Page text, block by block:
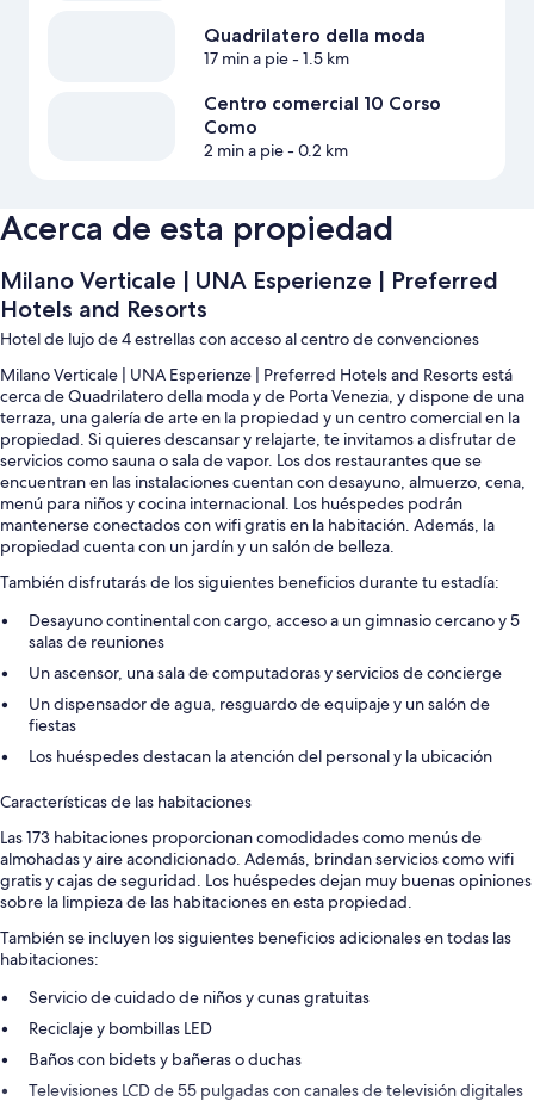
Quadrilatero della moda
17 min a pie- 1.5 km
Centro comercial 10 Corso
Como
2 min a pie- 0.2 km
Acerca de esta propiedad
Milano Verticale | UNA Esperienze | Preferred
Hotels and Resorts
Hotel de lujo de 4 estrellas con acceso al centro de convenciones
Milano Verticale | UNA Esperienze | Preferred Hotels and Resorts está
cerca de Quadrilatero della moda y de Porta Venezia, y dispone de una
terraza, una galería de arte en la propiedad y un centro comercial en la
propiedad. Si quieres descansar y relajarte, te invitamos a disfrutar de
servicios como sauna o sala de vapor. Los dos restaurantes que se
encuentran en las instalaciones cuentan con desayuno, almuerzo, cena,
menú para niños y cocina internacional. Los huéspedes podrán
mantenerse conectados con wifi gratis en la habitación. Además, la
propiedad cuenta con un jardín y un salón de belleza.
También disfrutarás de los siguientes beneficios durante tu estadía:
Desayuno continental con cargo, acceso a un gimnasio cercano y 5
salas de reuniones
Un ascensor, una sala de computadoras y servicios de concierge
Un dispensador de agua, resguardo de equipaje y un salón de
fiestas
Los huéspedes destacan la atención del personal y la ubicación
Características de las habitaciones
Las 173 habitaciones proporcionan comodidades como menús de
almohadas y aire acondicionado. Además, brindan servicios como wifi
gratis y cajas de seguridad. Los huéspedes dejan muy buenas opiniones
sobre la limpieza de las habitaciones en esta propiedad.
También se incluyen los siguientes beneficios adicionales en todas las
habitaciones:
Servicio de cuidado de niños y cunas gratuitas
Reciclaje y bombillas LED
Baños con bidets y bañeras o duchas
Televisiones LCD de 55 pulgadas con canales de televisión digitales